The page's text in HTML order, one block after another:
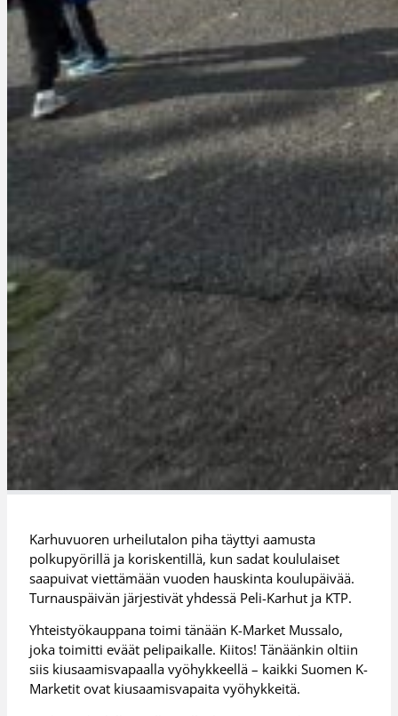
Karhuvuoren urheilutalon piha täyttyi aamusta
polkupyörillä ja koriskentillä, kun sadat koululaiset
saapuivat viettämään vuoden hauskinta koulupäivää.
Turnauspäivän järjestivät yhdessä Peli-Karhut ja KTP.
Yhteistyökauppana toimi tänään K-Market Mussalo,
joka toimitti eväät pelipaikalle. Kiitos! Tänäänkin oltiin
siis kiusaamisvapaalla vyöhykkeellä – kaikki Suomen K-
Marketit ovat kiusaamisvapaita vyöhykkeitä.